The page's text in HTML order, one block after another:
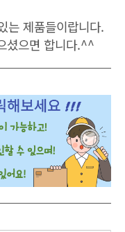
는 제품들이랍니다.
셨으면 합니다.^^